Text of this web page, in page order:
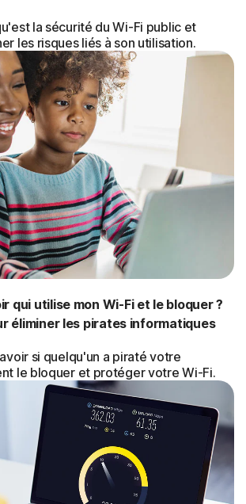
la sécurité du Wi-Fi public et
les risques liés à son utilisation.
qui utilise mon Wi-Fi et le bloquer ?
éliminer les pirates informatiques
si quelqu'un a piraté votre
le bloquer et protéger votre Wi-Fi.